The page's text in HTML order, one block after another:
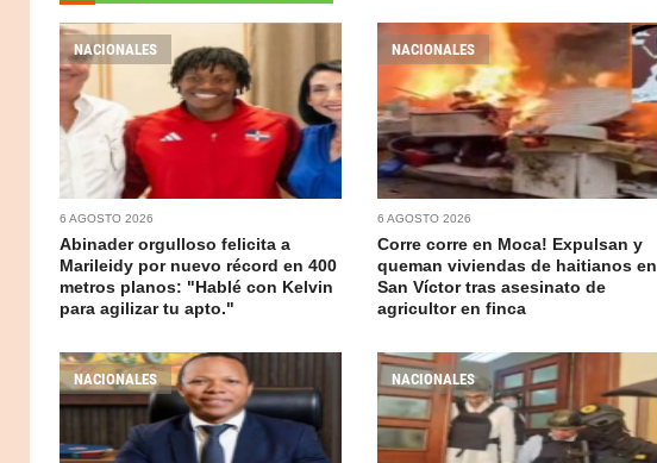
NACIONALES
6 AGOSTO 2026
Abinader orgulloso felicita a
Marileidy por nuevo récord en 400
metros planos: "Hablé con Kelvin
para agilizar tu apto."
NACIONALES
6 AGOSTO 2026
Corre corre en Moca! Expulsan y
queman viviendas de haitianos en
San Víctor tras asesinato de
agricultor en finca
NACIONALES NACIONALES